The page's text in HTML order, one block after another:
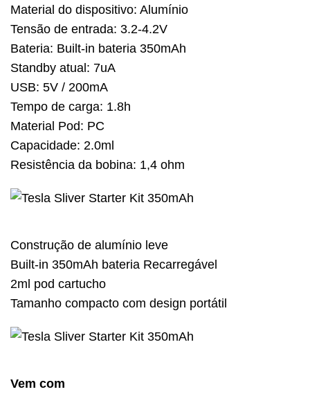
Material do dispositivo: Alumínio
Tensão de entrada: 3.2-4.2V
Bateria: Built-in bateria 350mAh
Standby atual: 7uA
USB: 5V / 200mA
Tempo de carga: 1.8h
Material Pod: PC
Capacidade: 2.0ml
Resistência da bobina: 1,4 ohm
Construção de alumínio leve
Built-in 350mAh bateria Recarregável
2ml pod cartucho
Tamanho compacto com design portátil
Vem com